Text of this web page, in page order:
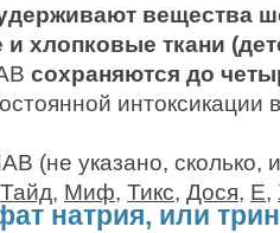
вещества
хлопковые ткани
сохраняются до
интоксикации
(не указано, сколько,
Тайд, Миф, Тикс, Дося, Е,
натрия, или